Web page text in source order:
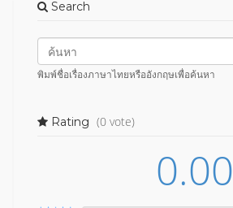
Search
พิมพ์ชื่อเรื่องภาษาไทยหรืออังกฤษเพื่อค้นหา
Rating (0 vote)
0.00